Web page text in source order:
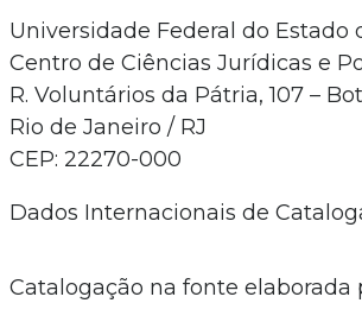
Universidade Federal do Estado
Centro de Ciências Jurídicas e
R. Voluntários da Pátria, 107 –
Rio de Janeiro / RJ
CEP: 22270-000
Dados Internacionais de
Catalogação na fonte